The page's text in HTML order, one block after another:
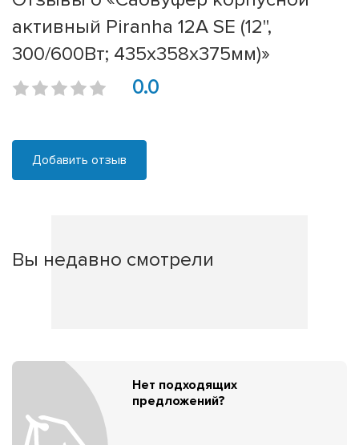
активный Piranha 12A SE (12'',
300/600Вт; 435x358x375мм)»
0.0
Добавить отзыв
Вы недавно смотрели
Нет подходящих
предложений?